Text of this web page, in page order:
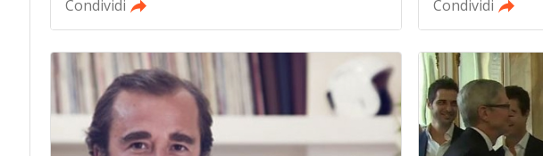
Condividi Condividi